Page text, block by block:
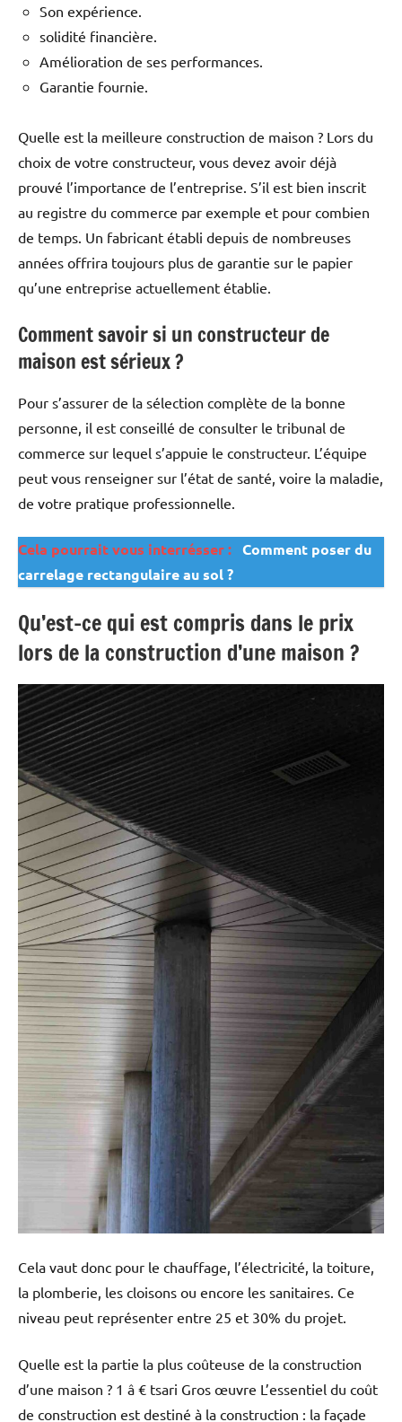
Son expérience.
solidité financière.
Amélioration de ses performances.
Garantie fournie.
Quelle est la meilleure construction de maison ? Lors du
choix de votre constructeur, vous devez avoir déjà
prouvé l’importance de l’entreprise. S’il est bien inscrit
au registre du commerce par exemple et pour combien
de temps. Un fabricant établi depuis de nombreuses
années offrira toujours plus de garantie sur le papier
qu’une entreprise actuellement établie.
Comment savoir si un constructeur de
maison est sérieux ?
Pour s’assurer de la sélection complète de la bonne
personne, il est conseillé de consulter le tribunal de
commerce sur lequel s’appuie le constructeur. L’équipe
peut vous renseigner sur l’état de santé, voire la maladie,
de votre pratique professionnelle.
Cela pourrait vous interrésser : Comment poser du
carrelage rectangulaire au sol ?
Qu’est-ce qui est compris dans le prix
lors de la construction d’une maison ?
Cela vaut donc pour le chauffage, l’électricité, la toiture,
la plomberie, les cloisons ou encore les sanitaires. Ce
niveau peut représenter entre 25 et 30% du projet.
Quelle est la partie la plus coûteuse de la construction
d’une maison ? 1 â € tsari Gros œuvre L’essentiel du coût
de construction est destiné à la construction : la façade